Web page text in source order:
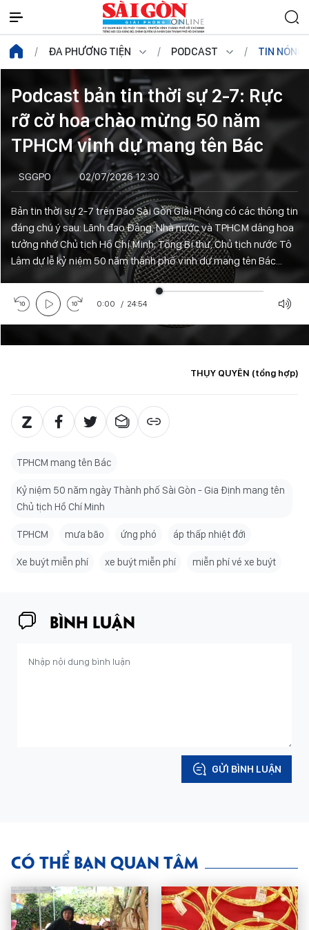
ĐA PHƯƠNG TIỆN PODCAST TIN NÓNG
Podcast bản tin thời sự 2-7: Rực
rỡ cờ hoa chào mừng 50 năm
TPHCM vinh dự mang tên Bác
SGGPO 02/07/2026 12:30
Bản tin thời sự 2-7 trên Báo Sài Gòn Giải Phóng có các thông tin
đáng chú ý sau: Lãnh đạo Đảng, Nhà nước và TPHCM dâng hoa
tưởng nhớ Chủ tịch Hồ Chí Minh; Tổng Bí thư, Chủ tịch nước Tô
Lâm dự lễ kỷ niệm 50 năm thành phố vinh dự mang tên Bác...
0:00 / 24:54
THỤY QUYÊN (tổng hợp)
TPHCM mang tên Bác
Kỷ niệm 50 năm ngày Thành phố Sài Gòn - Gia Định mang tên
Chủ tịch Hồ Chí Minh
TPHCM mưa bão ứng phó áp thấp nhiệt đới
Xe buýt miễn phí xe buýt miễn phí miễn phí vé xe buýt
BÌNH LUẬN
GỬI BÌNH LUẬN
CÓ THỂ BẠN QUAN TÂM